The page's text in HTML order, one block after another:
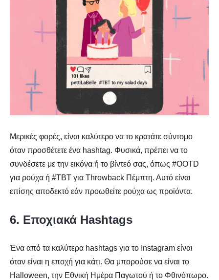
Μερικές φορές, είναι καλύτερο να το κρατάτε σύντομο
όταν προσθέτετε ένα hashtag. Φυσικά, πρέπει να το
συνδέσετε με την εικόνα ή το βίντεό σας, όπως #OOTD
για ρούχα ή #TBT για Throwback Πέμπτη. Αυτό είναι
επίσης αποδεκτό εάν προωθείτε ρούχα ως προϊόντα.
6. Εποχιακά Hashtags
Ένα από τα καλύτερα hashtags για το Instagram είναι
όταν είναι η εποχή για κάτι. Θα μπορούσε να είναι το
Halloween, την Εθνική Ημέρα Παγωτού ή το Φθινόπωρο.